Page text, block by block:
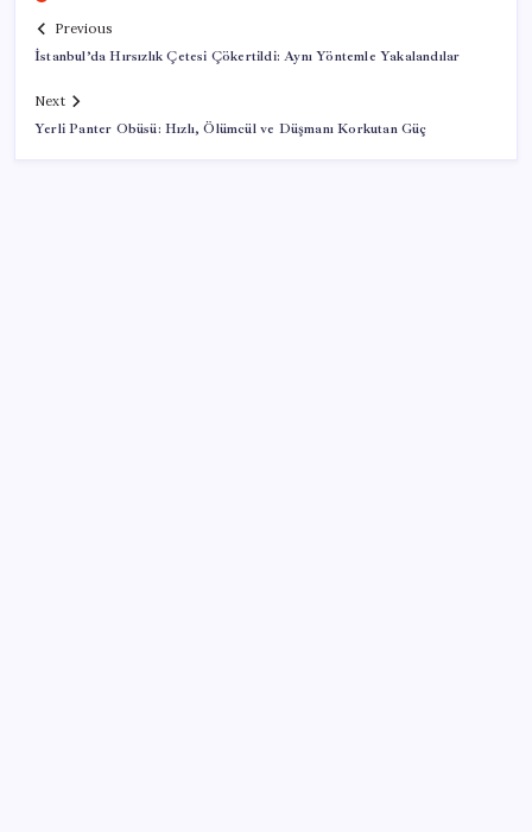
Previous
İstanbul’da Hırsızlık Çetesi Çökertildi: Aynı Yöntemle Yakalandılar
Next
Yerli Panter Obüsü: Hızlı, Ölümcül ve Düşmanı Korkutan Güç